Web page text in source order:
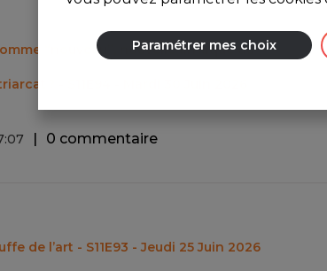
“nouveau”, nouvelle arnaque du
? - S11E94 - Mardi 30 Juin 2026
:07 0 commentaire
de l’art - S11E93 - Jeudi 25 Juin 2026
Paramétrer mes choix